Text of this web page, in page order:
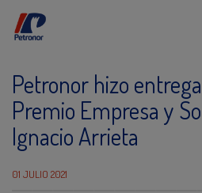
Petronor hizo
Premio Empresa y
Ignacio Arrieta
01 JULIO 2021